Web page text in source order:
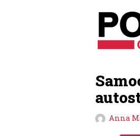
Przejdź
do
Anna